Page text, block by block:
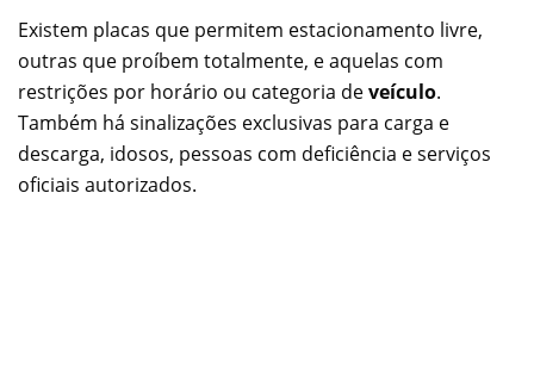
Existem placas que permitem estacionamento livre,
outras que proíbem totalmente, e aquelas com
restrições por horário ou categoria deveículo.
Também há sinalizações exclusivas para carga e
descarga, idosos, pessoas com deficiência e serviços
oficiais autorizados.